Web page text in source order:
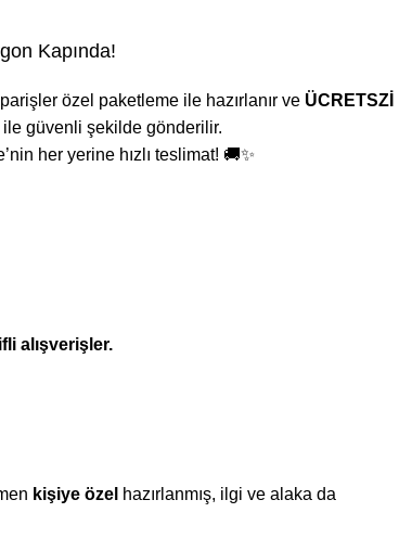
Kapında!
özel paketleme ile hazırlanır ve ÜCRETSZİ
güvenli şekilde gönderilir.
her yerine hızlı teslimat! 🚚✨
alışverişler.
kişiye özel hazırlanmış, ilgi ve alaka da